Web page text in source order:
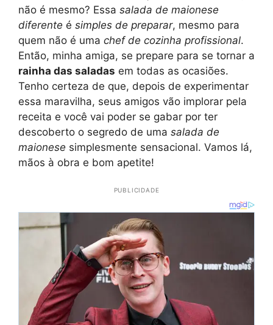
não é mesmo? Essa salada de maionese
diferente é simples de preparar, mesmo para
quem não é uma chef de cozinha profissional.
Então, minha amiga, se prepare para se tornar a
rainha das saladas em todas as ocasiões.
Tenho certeza de que, depois de experimentar
essa maravilha, seus amigos vão implorar pela
receita e você vai poder se gabar por ter
descoberto o segredo de uma salada de
maionese simplesmente sensacional. Vamos lá,
mãos à obra e bom apetite!
PUBLICIDADE